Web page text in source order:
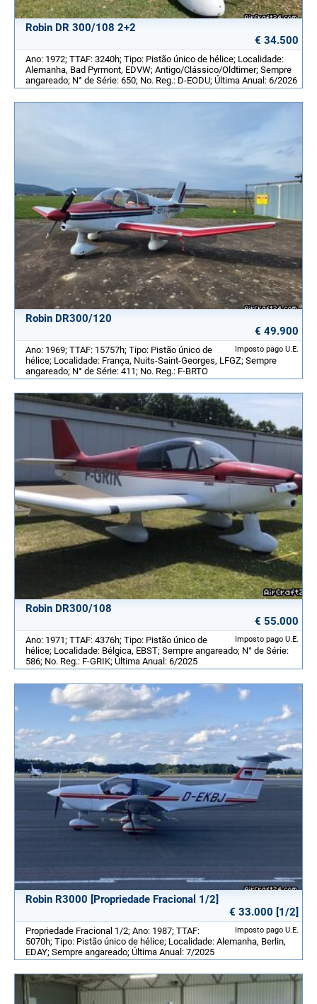
Robin DR 300/108 2+2
€ 34.500
Ano: 1972; TTAF: 3240h; Tipo: Pistão único de hélice; Localidade:
Alemanha, Bad Pyrmont, EDVW; Antigo/Clássico/Oldtimer; Sempre
angareado; N° de Série: 650; No. Reg.: D-EODU; Última Anual: 6/2026
Robin DR300/120
€ 49.900
Imposto pago U.E.
Ano: 1969; TTAF: 15757h; Tipo: Pistão único de
hélice; Localidade: França, Nuits-Saint-Georges, LFGZ; Sempre
angareado; N° de Série: 411; No. Reg.: F-BRTO
Robin DR300/108
€ 55.000
Imposto pago U.E.
Ano: 1971; TTAF: 4376h; Tipo: Pistão único de
hélice; Localidade: Bélgica, EBST; Sempre angareado; N° de Série:
586; No. Reg.: F-GRIK; Última Anual: 6/2025
Robin R3000 [Propriedade Fracional 1/2]
€ 33.000 [1/2]
Imposto pago U.E.
Propriedade Fracional 1/2; Ano: 1987; TTAF:
5070h; Tipo: Pistão único de hélice; Localidade: Alemanha, Berlin,
EDAY; Sempre angareado; Última Anual: 7/2025